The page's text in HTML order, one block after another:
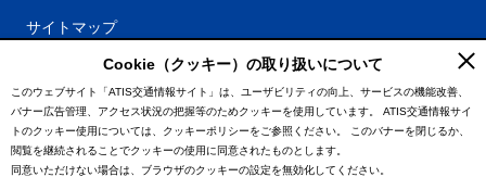
サイトマップ
プライバシーポリシー
利用規約
特定商取引法に基づく表記
情報の外部通信について
Cookie（クッキー）の取り扱いについて
このウェブサイト「ATIS交通情報サイト」は、ユーザビリティの向上、サービスの機能改善、
バナー広告管理、アクセス状況の把握等のためクッキーを使用しています。
ATIS交通情報サイ
トのクッキー使用については、クッキーポリシーをご参照ください。
このバナーを閉じるか、
閲覧を継続されることでクッキーの使用に同意されたものとします。
同意いただけない場合は、ブラウザのクッキーの設定を無効化してください。